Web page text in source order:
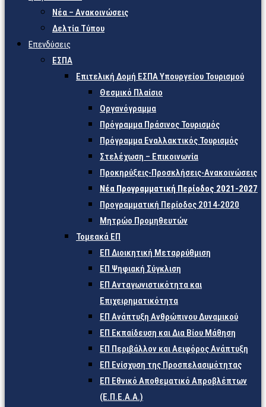
Νέα – Ανακοινώσεις
Δελτία Τύπου
Επενδύσεις
ΕΣΠΑ
Επιτελική Δομή ΕΣΠΑ Υπουργείου Τουρισμού
Θεσμικό Πλαίσιο
Οργανόγραμμα
Πρόγραμμα Πράσινος Τουρισμός
Πρόγραμμα Εναλλακτικός Τουρισμός
Στελέχωση – Επικοινωνία
Προκηρύξεις-Προσκλήσεις-Ανακοινώσεις
Νέα Προγραμματική Περίοδος 2021-2027
Προγραμματική Περίοδος 2014-2020
Μητρώο Προμηθευτών
Τομεακά ΕΠ
ΕΠ Διοικητική Μεταρρύθμιση
ΕΠ Ψηφιακή Σύγκλιση
ΕΠ Ανταγωνιστικότητα και
Επιχειρηματικότητα
ΕΠ Ανάπτυξη Ανθρώπινου Δυναμικού
ΕΠ Εκπαίδευση και Δια Βίου Μάθηση
ΕΠ Περιβάλλον και Αειφόρος Ανάπτυξη
ΕΠ Ενίσχυση της Προσπελασιμότητας
ΕΠ Εθνικό Αποθεματικό Απροβλέπτων
(Ε.Π.Ε.Α.Α.)